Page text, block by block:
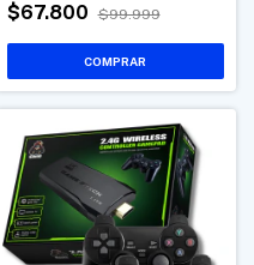
$67.800 $99.999